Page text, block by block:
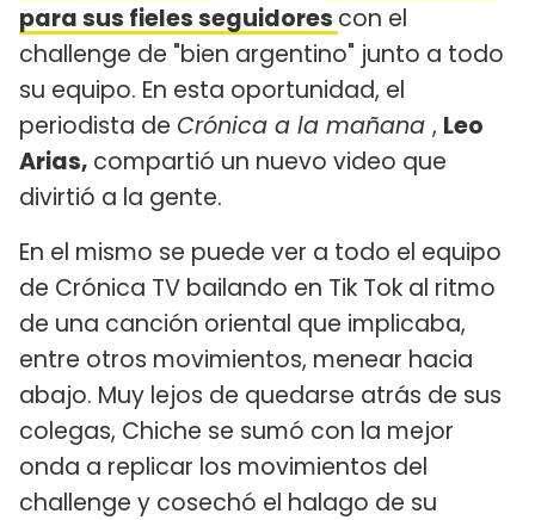
para sus fieles seguidores con el
challenge de "bien argentino" junto a todo
su equipo. En esta oportunidad, el
periodista de Crónica a la mañana , Leo
Arias, compartió un nuevo video que
divirtió a la gente.
En el mismo se puede ver a todo el equipo
de Crónica TV bailando en Tik Tok al ritmo
de una canción oriental que implicaba,
entre otros movimientos, menear hacia
abajo. Muy lejos de quedarse atrás de sus
colegas, Chiche se sumó con la mejor
onda a replicar los movimientos del
challenge y cosechó el halago de su